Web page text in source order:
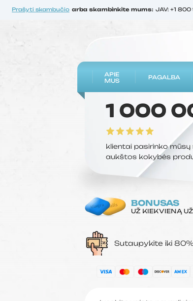
Prašyti skambučio arba skambinkite mums: JAV: +1
APIE
MUS
PAGALBA
1 000
klientai pasirinko
aukštos kokybės
BONUSAS
UŽ KIEKVIENĄ
Sutaupykite iki